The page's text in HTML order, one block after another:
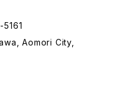
Aomori City,